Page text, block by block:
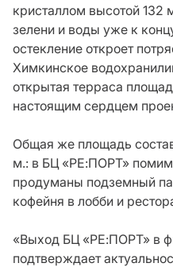
кристаллом высотой 132
зелени и воды уже к
остекление откроет
Химкинское
открытая терраса
настоящим сердцем
Общая же площадь
м.: в БЦ «РЕ:ПОРТ»
продуманы подземный
кофейня в лобби и
«Выход БЦ «РЕ:ПОРТ» в
подтверждает